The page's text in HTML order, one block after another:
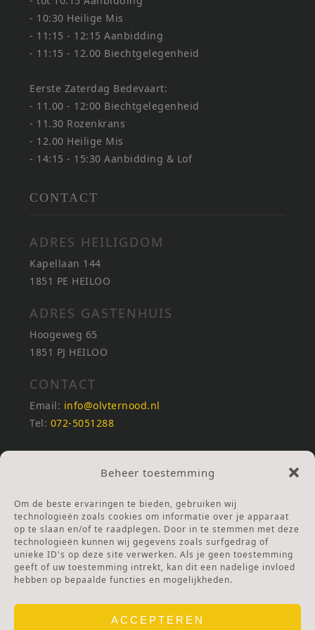
Beheer toestemming
Om de beste ervaringen te bieden, gebruiken wij
technologieën zoals cookies om informatie over je apparaat
op te slaan en/of te raadplegen. Door in te stemmen met deze
technologieën kunnen wij gegevens zoals surfgedrag of
unieke ID's op deze site verwerken. Als je geen toestemming
geeft of uw toestemming intrekt, kan dit een nadelige invloed
hebben op bepaalde functies en mogelijkheden.
ACCEPTEREN
- 10:30 Heilige Mis
- 11:15 - 12:15 Aanbidding
- 11:15 - 12.00 Biechtgelegenheid
Eerste Zaterdag Bedevaart:
- 11.00 - 12:00 Biechtgelegenheid
- 11.30 Rozenkrans
- 12.00 Heilige Mis
- 14:15 - 15:30 Aanbidding & Lof
CONTACT
ADRES HEILIGDOM
Kapellaan 144
1851 PE HEILOO
ADRES GASTENHUIS
Hoogeweg 65
1851 PJ HEILOO
CONTACT
Email: info@olvternood.nl
Tel: 072-5051288
REKENINGNUMMERS
NL25INGB0000672168
Ga naar Doneren
ANBI Stichting
RSIN nummer:002832987